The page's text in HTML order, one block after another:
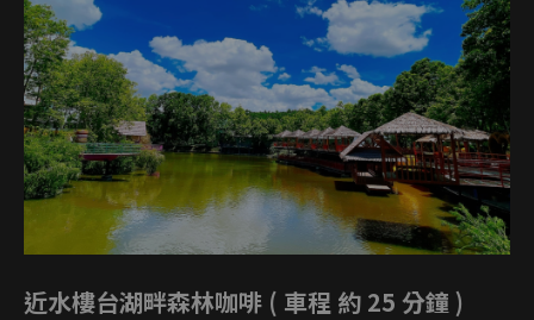
近水樓台湖畔森林咖啡 ( 車程 約 25 分鐘 )